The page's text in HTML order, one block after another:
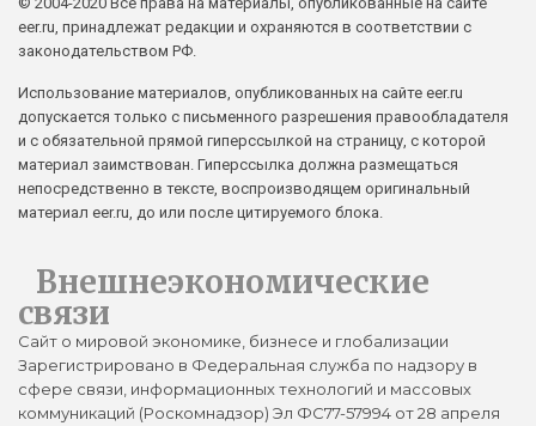
eer.ru, принадлежат редакции и охраняются в соответствии с
законодательством РФ.
Использование материалов, опубликованных на сайте eer.ru
допускается только с письменного разрешения правообладателя
и с обязательной прямой гиперссылкой на страницу, с которой
материал заимствован. Гиперссылка должна размещаться
непосредственно в тексте, воспроизводящем оригинальный
материал eer.ru, до или после цитируемого блока.
Внешнеэкономические
связи
Сайт о мировой экономике, бизнесе и глобализации
Зарегистрировано в Федеральная служба по надзору в
сфере связи, информационных технологий и массовых
коммуникаций (Роскомнадзор) Эл ФС77-57994 от 28 апреля